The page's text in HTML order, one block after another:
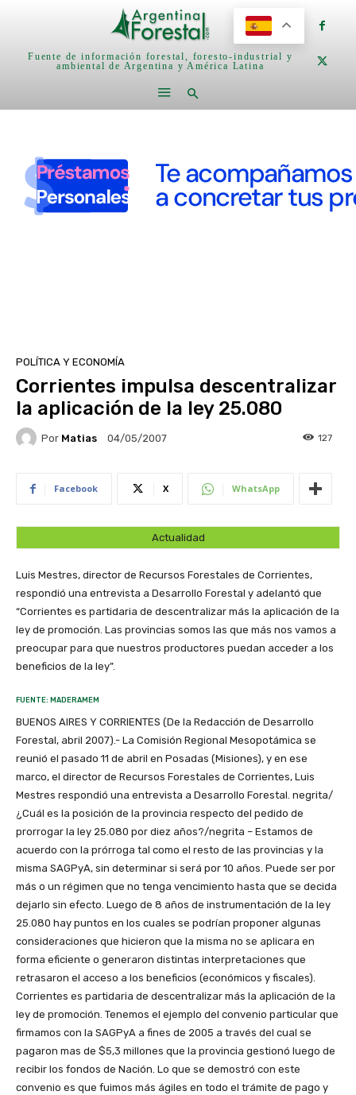
Fuente de información forestal, foresto-industrial y
ambiental de Argentina y América Latina
POLÍTICA Y ECONOMÍA
Corrientes impulsa descentralizar
la aplicación de la ley 25.080
Por Matias 04/05/2007 127
Facebook X WhatsApp
Actualidad
Luis Mestres, director de Recursos Forestales de Corrientes,
respondió una entrevista a Desarrollo Forestal y adelantó que
“Corrientes es partidaria de descentralizar más la aplicación de la
ley de promoción. Las provincias somos las que más nos vamos a
preocupar para que nuestros productores puedan acceder a los
beneficios de la ley”.
FUENTE: MADERAMEM
BUENOS AIRES Y CORRIENTES (De la Redacción de Desarrollo
Forestal, abril 2007).- La Comisión Regional Mesopotámica se
reunió el pasado 11 de abril en Posadas (Misiones), y en ese
marco, el director de Recursos Forestales de Corrientes, Luis
Mestres respondió una entrevista a Desarrollo Forestal. negrita/
¿Cuál es la posición de la provincia respecto del pedido de
prorrogar la ley 25.080 por diez años?/negrita – Estamos de
acuerdo con la prórroga tal como el resto de las provincias y la
misma SAGPyA, sin determinar si será por 10 años. Puede ser por
más o un régimen que no tenga vencimiento hasta que se decida
dejarlo sin efecto. Luego de 8 años de instrumentación de la ley
25.080 hay puntos en los cuales se podrían proponer algunas
consideraciones que hicieron que la misma no se aplicara en
forma eficiente o generaron distintas interpretaciones que
retrasaron el acceso a los beneficios (económicos y fiscales).
Corrientes es partidaria de descentralizar más la aplicación de la
ley de promoción. Tenemos el ejemplo del convenio particular que
firmamos con la SAGPyA a fines de 2005 a través del cual se
pagaron mas de $5,3 millones que la provincia gestionó luego de
recibir los fondos de Nación. Lo que se demostró con este
convenio es que fuimos más ágiles en todo el trámite de pago y